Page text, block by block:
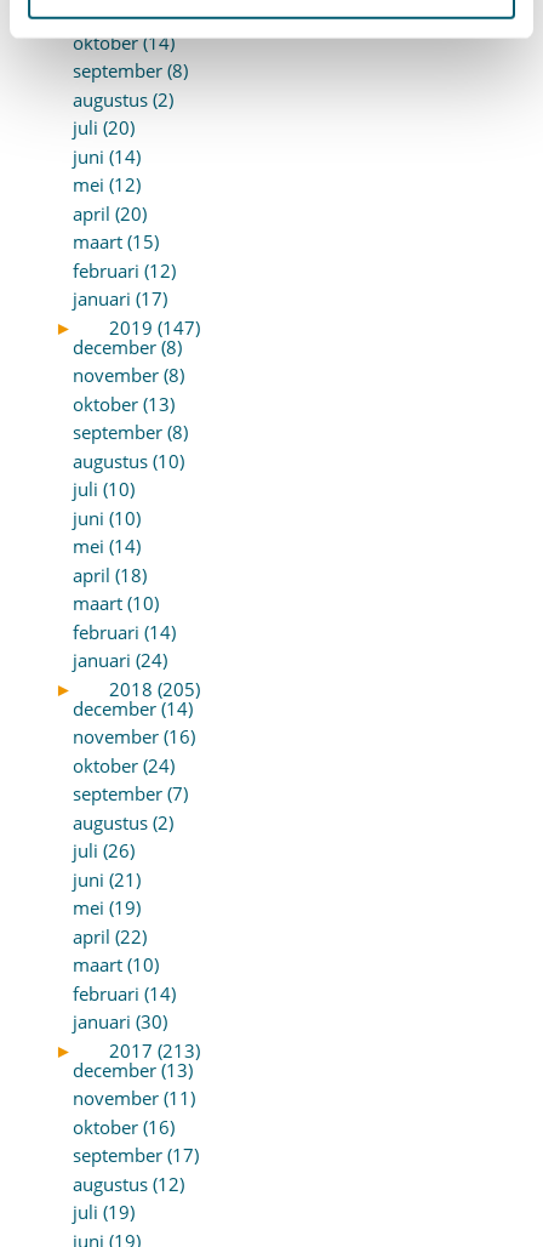
november (14)
oktober (14)
september (8)
augustus (2)
juli (20)
juni (14)
mei (12)
april (20)
maart (15)
februari (12)
januari (17)
►
2019 (147)
december (8)
november (8)
oktober (13)
september (8)
augustus (10)
juli (10)
juni (10)
mei (14)
april (18)
maart (10)
februari (14)
januari (24)
►
2018 (205)
december (14)
november (16)
oktober (24)
september (7)
augustus (2)
juli (26)
juni (21)
mei (19)
april (22)
maart (10)
februari (14)
januari (30)
►
2017 (213)
december (13)
november (11)
oktober (16)
september (17)
augustus (12)
juli (19)
juni (19)